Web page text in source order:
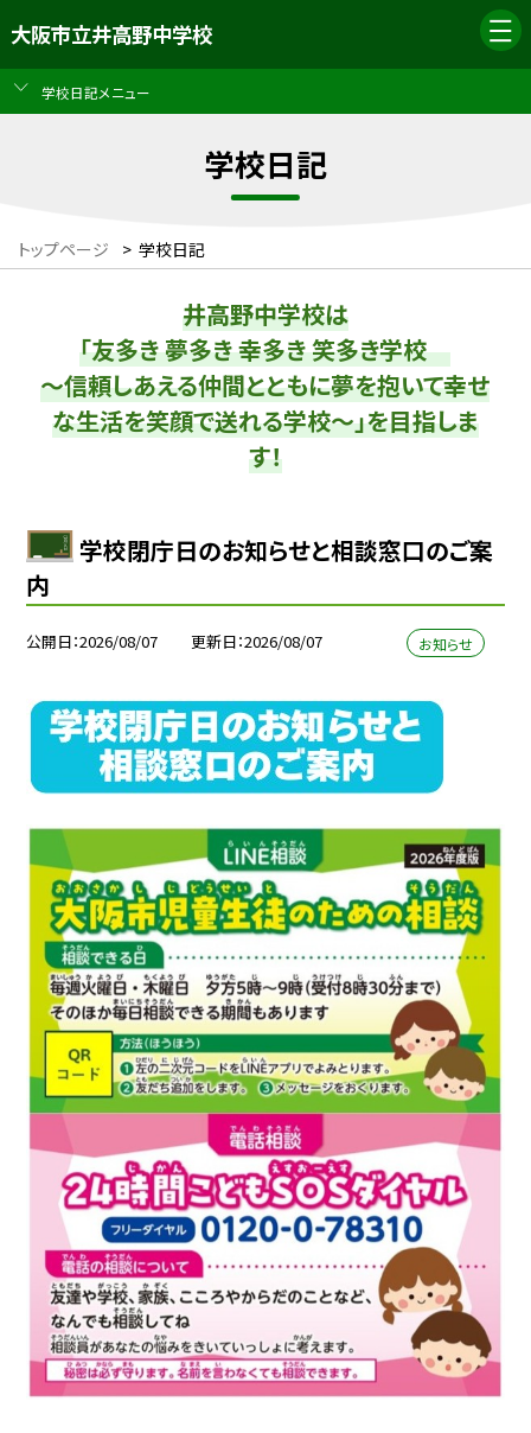
大阪市立井高野中学校
学校日記メニュー
学校日記
トップページ > 学校日記
井高野中学校は
「友多き 夢多き 幸多き 笑多き学校
～信頼しあえる仲間とともに夢を抱いて幸せ
な生活を笑顔で送れる学校～」を目指しま
す！
学校閉庁日のお知らせと相談窓口のご案
内
公開日 2026/08/07 更新日 2026/08/07 お知らせ